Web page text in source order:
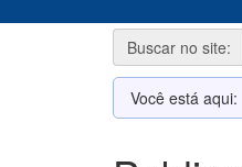
Buscar no site:
Você está aqui: